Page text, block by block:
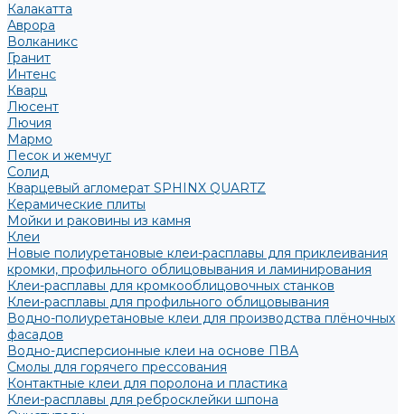
Калакатта
Аврора
Волканикс
Гранит
Интенс
Кварц
Люсент
Лючия
Мармо
Песок и жемчуг
Солид
Кварцевый агломерат SPHINX QUARTZ
Керамические плиты
Мойки и раковины из камня
Клеи
Новые полиуретановые клеи-расплавы для приклеивания
кромки, профильного облицовывания и ламинирования
Клеи-расплавы для кромкооблицовочных станков
Клеи-расплавы для профильного облицовывания
Водно-полиуретановые клеи для производства плёночных
фасадов
Водно-дисперсионные клеи на основе ПВА
Смолы для горячего прессования
Контактные клеи для поролона и пластика
Клеи-расплавы для ребросклейки шпона